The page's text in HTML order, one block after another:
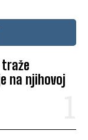
na njihovoj